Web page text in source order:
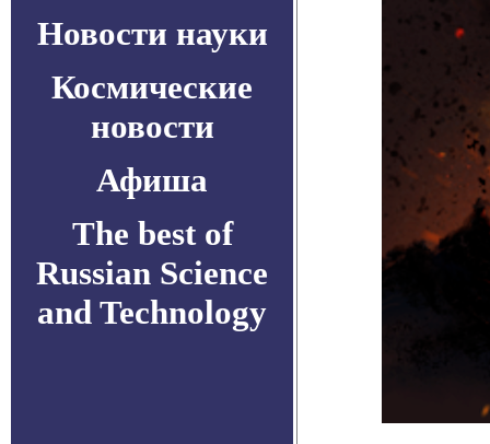
Новости науки
Космические
новости
Афиша
The best of
Russian Science
and Technology